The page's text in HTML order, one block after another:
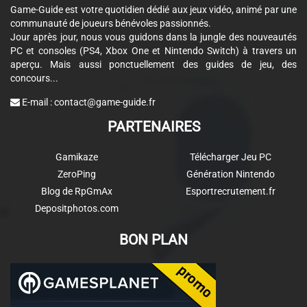
Game-Guide est votre quotidien dédié aux jeux vidéo, animé par une
communauté de joueurs bénévoles passionnés.
Jour après jour, nous vous guidons dans la jungle des nouveautés
PC et consoles (PS4, Xbox One et Nintendo Switch) à travers un
aperçu. Mais aussi ponctuellement des guides de jeu, des
concours...
E-mail :contact@game-guide.fr
PARTENAIRES
Gamikaze
ZeroPing
Blog de RpGmAx
Depositphotos.com
Télécharger Jeu PC
Génération Nintendo
Esportrecrutement.fr
BON PLAN